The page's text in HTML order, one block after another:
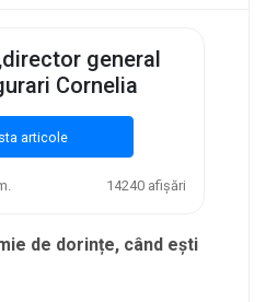
general
Cornelia
articole
14240 afișări
de dorințe, când ești